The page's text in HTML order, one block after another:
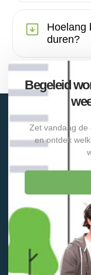
Hoelang
duren?
Begeleid
Zet vandaag de
en ontdek